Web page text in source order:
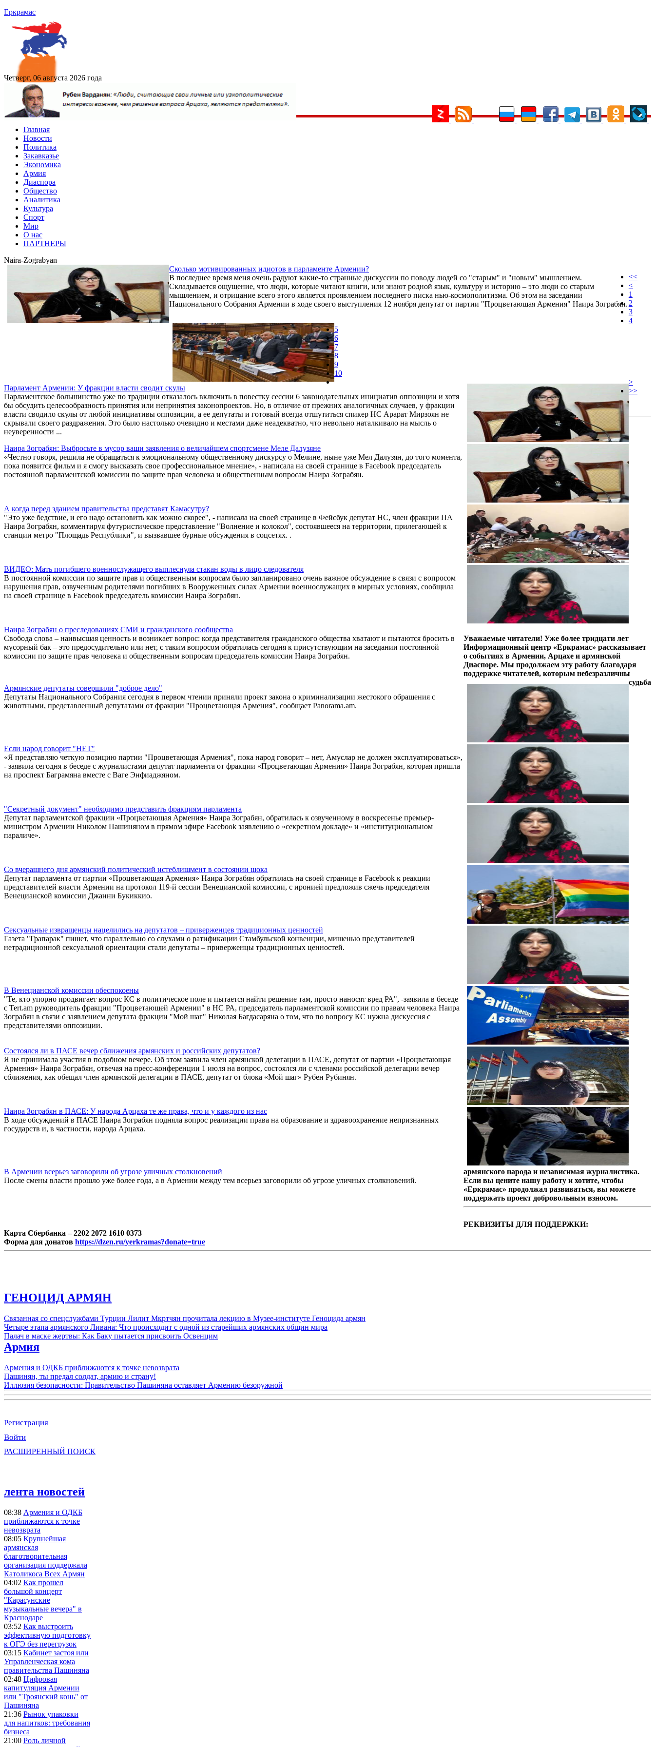
Еркрамас
Четверг, 06 августа 2026 года
Главная
Новости
Политика
Закавказье
Экономика
Армия
Диаспора
Общество
Аналитика
Культура
Спорт
Мир
О нас
ПАРТНЕРЫ
Naira-Zograbyan
Сколько мотивированных идиотов в парламенте Армении?
В последнее время меня очень радуют какие-то странные дискуссии по поводу людей со "старым" и "новым" мышлением.
Складывается ощущение, что люди, которые читают книги, или знают родной язык, культуру и историю – это люди со старым
мышлением, и отрицание всего этого является проявлением последнего писка нью-космополитизма. Об этом на заседании
Национального Собрания Армении в ходе своего выступления 12 ноября депутат от партии "Процветающая Армения" Наира Зограбян.
Парламент Армении: У фракции власти сводит скулы
Парламентское большинство уже по традиции отказалось включить в повестку сессии 6 законодательных инициатив оппозиции и хотя
бы обсудить целесообразность принятия или непринятия законопроектов. Но, в отличие от прежних аналогичных случаев, у фракции
власти сводило скулы от любой инициативы оппозиции, а ее депутаты и готовый всегда отшутиться спикер НС Арарат Мирзоян не
скрывали своего раздражения. Это было настолько очевидно и местами даже неадекватно, что невольно наталкивало на мысль о
неуверенности ...
Наира Зограбян: Выбросьте в мусор ваши заявления о величайшем спортсмене Меле Далузяне
«Честно говоря, решила не обращаться к эмоциональному общественному дискурсу о Мелине, ныне уже Мел Далузян, до того момента,
пока появится фильм и я смогу высказать свое профессиональное мнение», - написала на своей странице в Facebook председатель
постоянной парламентской комиссии по защите прав человека и общественным вопросам Наира Зограбян.
А когда перед зданием правительства представят Камасутру?
"Это уже бедствие, и его надо остановить как можно скорее", - написала на своей странице в Фейсбук депутат НС, член фракции ПА
Наира Зограбян, комментируя футуристическое представление "Волнение и колокол", состоявшееся на территории, прилегающей к
станции метро "Площадь Республики", и вызвавшее бурные обсуждения в соцсетях. .
ВИДЕО: Мать погибшего военнослужащего выплеснула стакан воды в лицо следователя
В постоянной комиссии по защите прав и общественным вопросам было запланировано очень важное обсуждение в связи с вопросом
нарушения прав, озвученным родителями погибших в Вооруженных силах Армении военнослужащих в мирных условиях, сообщила
на своей странице в Facebook председатель комиссии Наира Зограбян.
Наира Зограбян о преследованиях СМИ и гражданского сообщества
Свобода слова – наивысшая ценность и возникает вопрос: когда представителя гражданского общества хватают и пытаются бросить в
мусорный бак – это предосудительно или нет, с таким вопросом обратилась сегодня к присутствующим на заседании постоянной
комиссии по защите прав человека и общественным вопросам председатель комиссии Наира Зограбян.
Армянские депутаты совершили "доброе дело"
Депутаты Национального Собрания сегодня в первом чтении приняли проект закона о криминализации жестокого обращения с
животными, представленный депутатами от фракции "Процветающая Армения", сообщает Panorama.am.
Если народ говорит "НЕТ"
«Я представляю четкую позицию партии "Процветающая Армения", пока народ говорит – нет, Амуслар не должен эксплуатироваться»,
- заявила сегодня в беседе с журналистами депутат парламента от фракции «Процветающая Армения» Наира Зограбян, которая пришла
на проспект Баграмяна вместе с Ваге Энфиаджяном.
"Секретный документ" необходимо представить фракциям парламента
Депутат парламентской фракции «Процветающая Армения» Наира Зограбян, обратилась к озвученному в воскресенье премьер-
министром Армении Николом Пашиняном в прямом эфире Facebook заявлению о «секретном докладе» и «институциональном
параличе».
Со вчерашнего дня армянский политический истеблишмент в состоянии шока
Депутат парламента от партии «Процветающая Армения» Наира Зограбян обратилась на своей странице в Facebook к реакции
представителей власти Армении на протокол 119-й сессии Венецианской комиссии, с иронией предложив сжечь председателя
Венецианской комиссии Джанни Букиккио.
Сексуальные извращенцы нацелились на депутатов – приверженцев традиционных ценностей
Газета "Грапарак" пишет, что параллельно со слухами о ратификации Стамбульской конвенции, мишенью представителей
нетрадиционной сексуальной ориентации стали депутаты – приверженцы традиционных ценностей.
В Венецианской комиссии обеспокоены
"Те, кто упорно продвигает вопрос КС в политическое поле и пытается найти решение там, просто наносят вред РА", -заявила в беседе
с Tert.am руководитель фракции "Процветающей Армении" в НС РА, председатель парламентской комиссии по правам человека Наира
Зограбян в связи с заявлением депутата фракции "Мой шаг" Николая Багдасаряна о том, что по вопросу КС нужна дискуссия с
представителями оппозиции.
Состоялся ли в ПАСЕ вечер сближения армянских и российских депутатов?
Я не принимала участия в подобном вечере. Об этом заявила член армянской делегации в ПАСЕ, депутат от партии «Процветающая
Армения» Наира Зограбян, отвечая на пресс-конференции 1 июля на вопрос, состоялся ли с членами российской делегации вечер
сближения, как обещал член армянской делегации в ПАСЕ, депутат от блока «Мой шаг» Рубен Рубинян.
Наира Зограбян в ПАСЕ: У народа Арцаха те же права, что и у каждого из нас
В ходе обсуждений в ПАСЕ Наира Зограбян подняла вопрос реализации права на образование и здравоохранение непризнанных
государств и, в частности, народа Арцаха.
В Армении всерьез заговорили об угрозе уличных столкновений
После смены власти прошло уже более года, а в Армении между тем всерьез заговорили об угрозе уличных столкновений.
<<
<
1
2
3
4
5
6
7
8
9
10
>
>>
Уважаемые читатели! Уже более тридцати лет
Информационный центр «Еркрамас» рассказывает
о событиях в Армении, Арцахе и армянской
Диаспоре. Мы продолжаем эту работу благодаря
поддержке читателей, которым небезразличны
судьба
армянского народа и независимая журналистика.
Если вы цените нашу работу и хотите, чтобы
«Еркрамас» продолжал развиваться, вы можете
поддержать проект добровольным взносом.
РЕКВИЗИТЫ ДЛЯ ПОДДЕРЖКИ:
Карта Сбербанка – 2202 2072 1610 0373
Форма для донатов https://dzen.ru/yerkramas?donate=true
ГЕНОЦИД АРМЯН
Связанная со спецслужбами Турции Лилит Мкртчян прочитала лекцию в Музее-институте Геноцида армян
Четыре этапа армянского Ливана: Что происходит с одной из старейших армянских общин мира
Палач в маске жертвы: Как Баку пытается присвоить Освенцим
Армия
Армения и ОДКБ приближаются к точке невозврата
Пашинян, ты предал солдат, армию и страну!
Иллюзия безопасности: Правительство Пашиняна оставляет Армению безоружной
Регистрация
Войти
РАСШИРЕННЫЙ ПОИСК
лента новостей
08:38 Армения и ОДКБ
приближаются к точке
невозврата
08:05 Крупнейшая
армянская
благотворительная
организация поддержала
Католикоса Всех Армян
04:02 Как прошел
большой концерт
"Карасунские
музыкальные вечера" в
Краснодаре
03:52 Как выстроить
эффективную подготовку
к ОГЭ без перегрузок
03:15 Кабинет застоя или
Управленческая кома
правительства Пашиняна
02:48 Цифровая
капитуляция Армении
или "Троянский конь" от
Пашиняна
21:36 Рынок упаковки
для напитков: требования
бизнеса
21:00 Роль личной